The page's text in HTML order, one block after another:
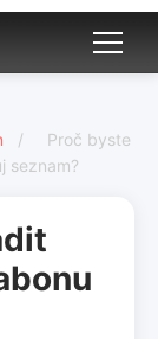
/
Proč byste
seznam?